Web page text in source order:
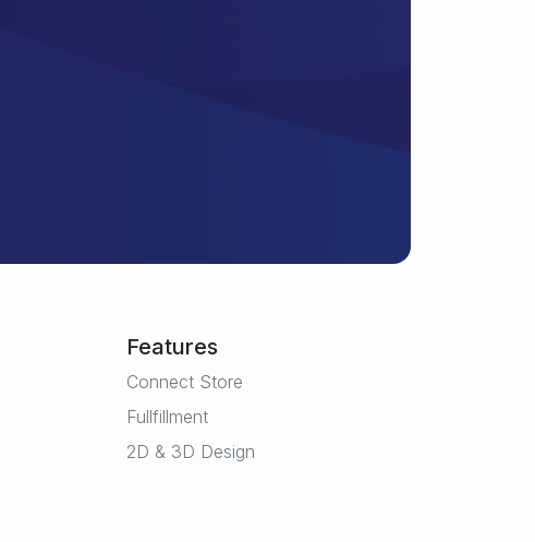
Features
Connect Store
Fullfillment
2D & 3D Design